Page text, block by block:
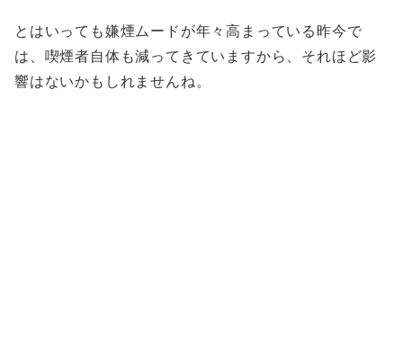
とはいっても嫌煙ムードが年々高まっている昨今で
は、喫煙者自体も減ってきていますから、それほど影
響はないかもしれませんね。